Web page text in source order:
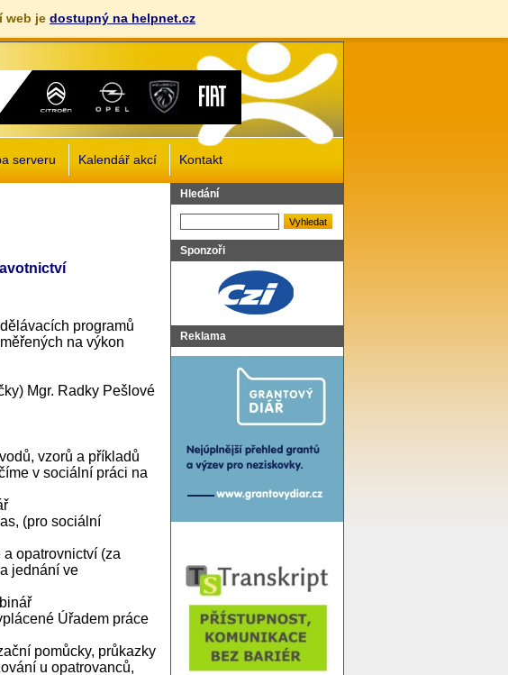
web je dostupný na helpnet.cz
serveru Kalendář akcí Kontakt
programů
na výkon
Mgr. Radky Pešlové
vzorů a příkladů
v sociální práci na
(pro sociální
opatrovnictví (za
jednání ve
Úřadem práce
pomůcky, průkazky
u opatrovanců,
Hledání
Sponzoři
Reklama